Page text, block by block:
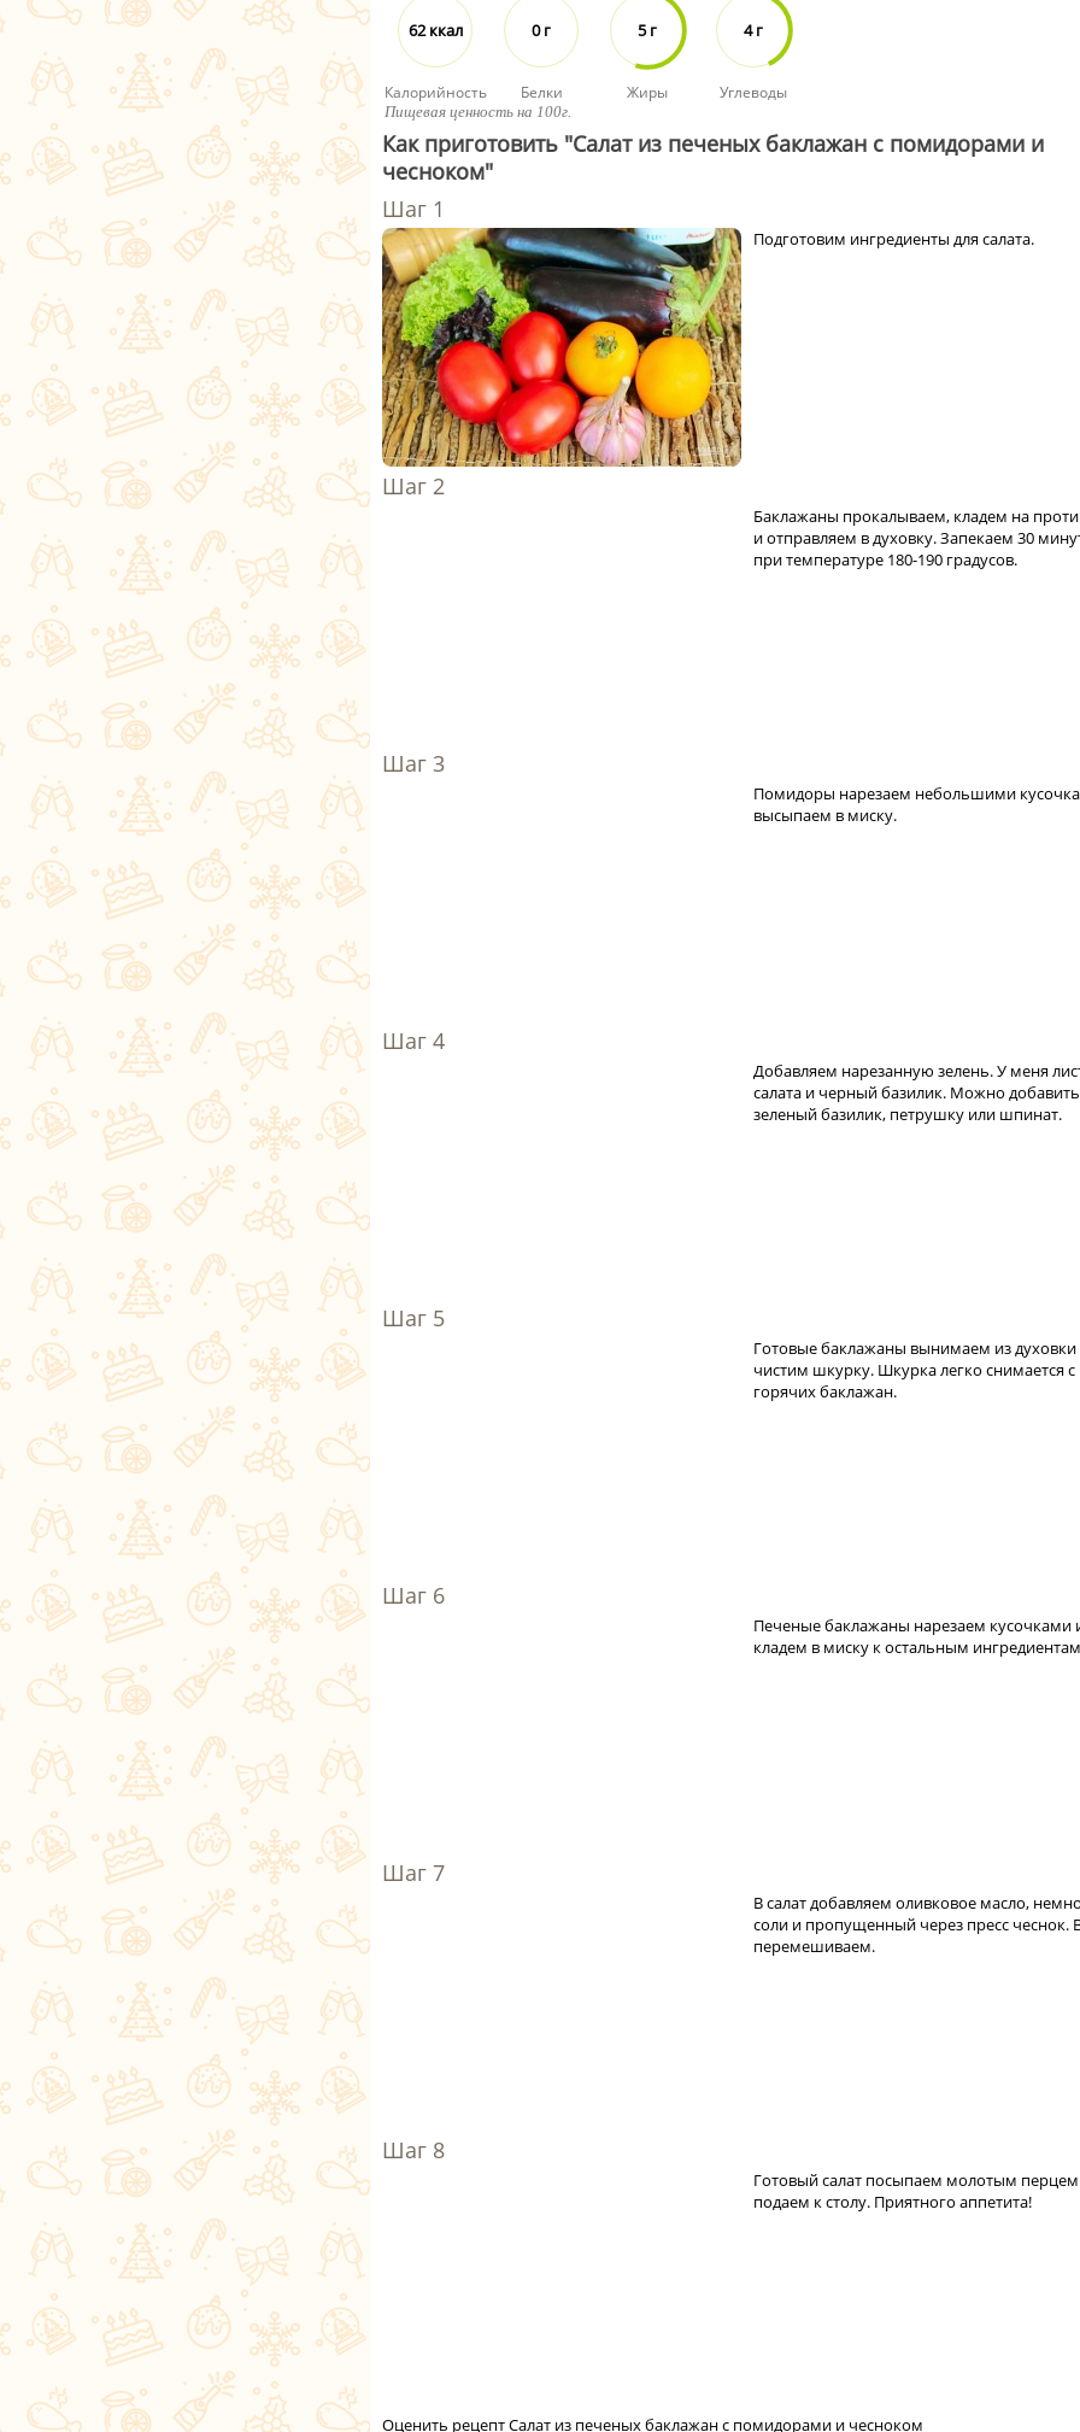
62 ккал
Калорийность
0 г
Белки
5 г
Жиры
4 г
Углеводы
Пищевая ценность на 100г.
Как приготовить "Салат из печеных баклажан с помидорами и
чесноком"
Подготовим ингредиенты для салата.
Баклажаны прокалываем, кладем на
и отправляем в духовку. Запекаем 30
при температуре 180-190 градусов.
Помидоры нарезаем небольшими
высыпаем в миску.
Добавляем нарезанную зелень. У меня
салата и черный базилик. Можно добавить
зеленый базилик, петрушку или шпинат.
Готовые баклажаны вынимаем из духовки
чистим шкурку. Шкурка легко снимается с
горячих баклажан.
Печеные баклажаны нарезаем кусочками
кладем в миску к остальным
В салат добавляем оливковое масло,
соли и пропущенный через пресс чеснок.
перемешиваем.
Готовый салат посыпаем молотым
подаем к столу. Приятного аппетита!
Оценить рецепт Салат из печеных баклажан с помидорами и чесноком